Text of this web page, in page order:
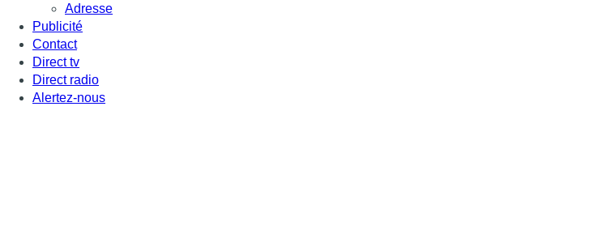
Adresse
Publicité
Contact
Direct tv
Direct radio
Alertez-nous